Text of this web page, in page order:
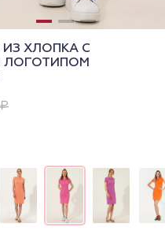
ХЛОПКА С
ЛОГОТИПОМ